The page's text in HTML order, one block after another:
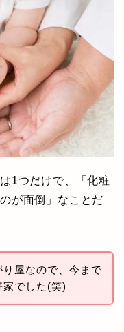
1つだけで、「化粧
が面倒」なことだ
屋なので、今まで
家でした(笑)